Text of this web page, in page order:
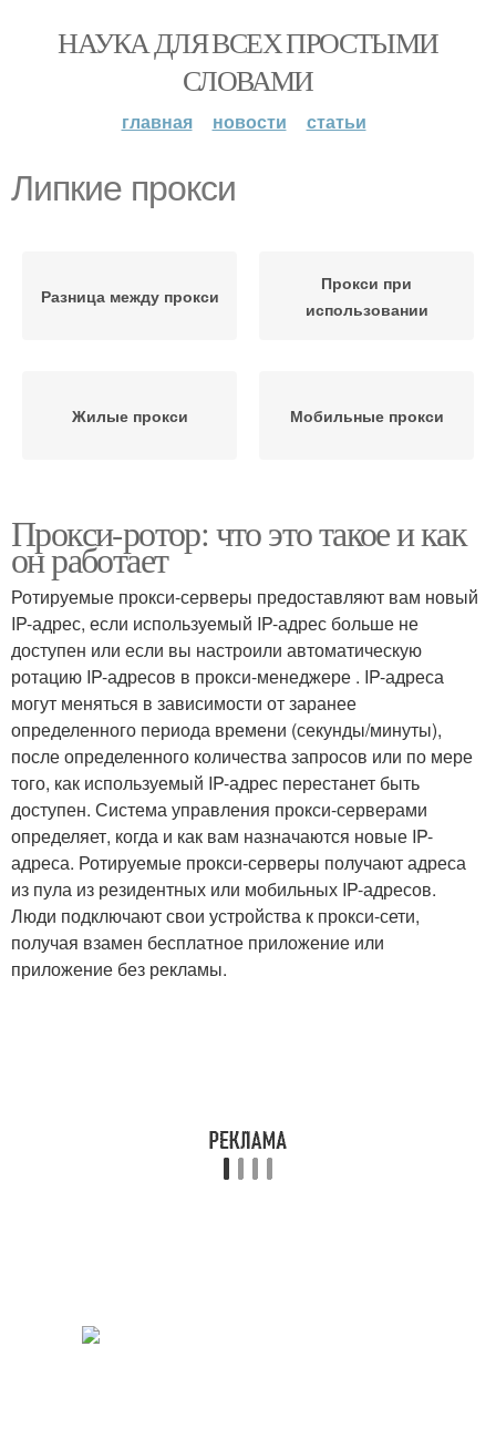
НАУКА ДЛЯ ВСЕХ ПРОСТЫМИ
СЛОВАМИ
главная новости статьи
Липкие прокси
Разница между прокси
Прокси при
использовании
Жилые прокси Мобильные прокси
Прокси-ротор: что это такое и как
он работает
Ротируемые прокси-серверы предоставляют вам новый
IP-адрес, если используемый IP-адрес больше не
доступен или если вы настроили автоматическую
ротацию IP-адресов в прокси-менеджере . IP-адреса
могут меняться в зависимости от заранее
определенного периода времени (секунды/минуты),
после определенного количества запросов или по мере
того, как используемый IP-адрес перестанет быть
доступен. Система управления прокси-серверами
определяет, когда и как вам назначаются новые IP-
адреса. Ротируемые прокси-серверы получают адреса
из пула из резидентных или мобильных IP-адресов.
Люди подключают свои устройства к прокси-сети,
получая взамен бесплатное приложение или
приложение без рекламы.